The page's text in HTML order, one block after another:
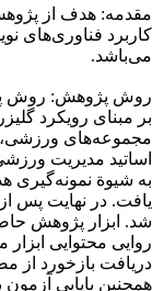
مقدمه: هدف از
کاربرد فناوری‌های
می‌باشد.
روش پژوهش: روش
بر مبنای رویکرد
مجموعه‌های ورزشی،
اساتید مدیریت
به شیوة نمونه‌گیری
شد. ابزار پژوهش
روایی محتوایی
دریافت بازخورد از